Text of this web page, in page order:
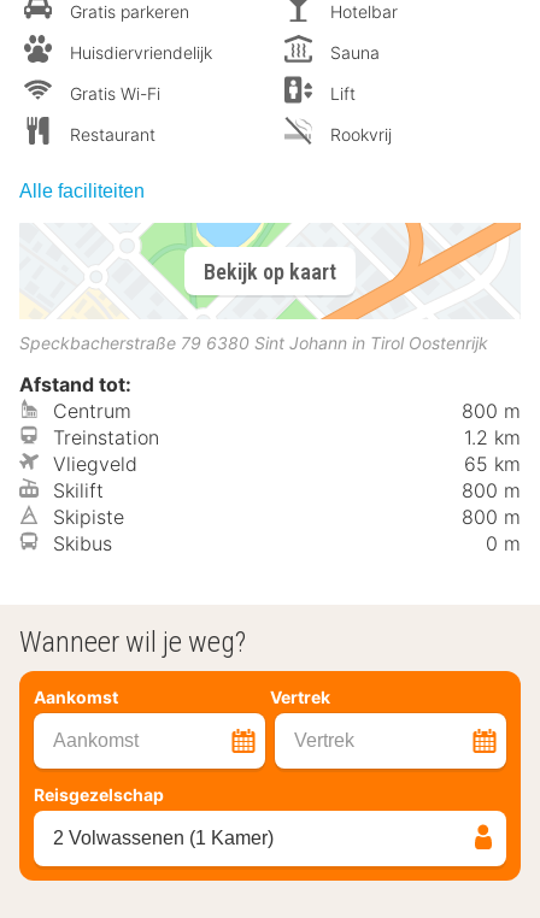
Gratis parkeren
Huisdiervriendelijk
Gratis Wi-Fi
Restaurant
Hotelbar
Sauna
Lift
Rookvrij
Alle faciliteiten
Bekijk op kaart
Speckbacherstraße 79 6380 Sint Johann in Tirol Oostenrijk
Afstand tot:
Centrum
800 m
Treinstation
1.2 km
Vliegveld
65 km
Skilift
800 m
Skipiste
800 m
Skibus
0 m
Wanneer wil je weg?
Aankomst Vertrek
Aankomst Vertrek
Reisgezelschap
2 Volwassenen (1 Kamer)